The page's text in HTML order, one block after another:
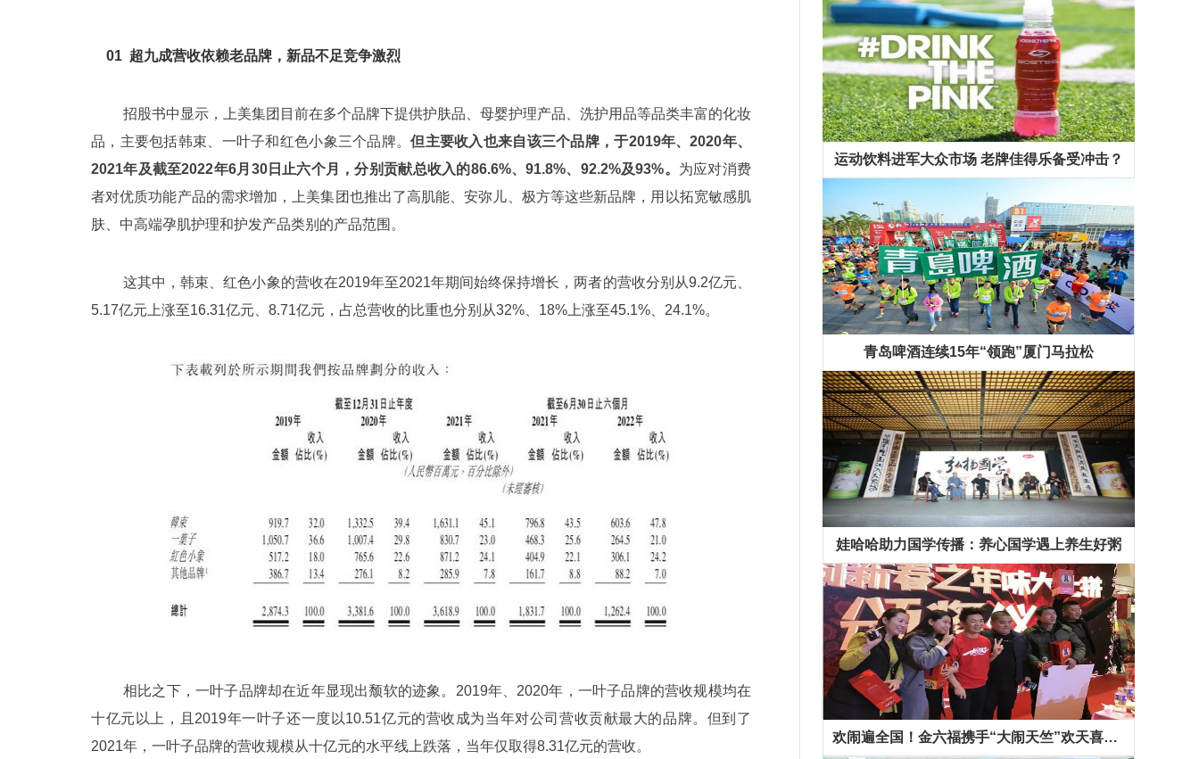
01 超九成营收依赖老品牌，新品不足竞争激烈
招股书中显示，上美集团目前在多个品牌下提供护肤品、母婴护理产品、洗护用品等品类丰富的化妆
品，主要包括韩束、一叶子和红色小象三个品牌。但主要收入也来自该三个品牌，于2019年、2020年、
2021年及截至2022年6月30日止六个月，分别贡献总收入的86.6%、91.8%、92.2%及93%。 为应对消费
者对优质功能产品的需求增加，上美集团也推出了高肌能、安弥儿、极方等这些新品牌，用以拓宽敏感肌
肤、中高端孕肌护理和护发产品类别的产品范围。
这其中，韩束、红色小象的营收在2019年至2021年期间始终保持增长，两者的营收分别从9.2亿元、
5.17亿元上涨至16.31亿元、8.71亿元，占总营收的比重也分别从32%、18%上涨至45.1%、24.1%。
相比之下，一叶子品牌却在近年显现出颓软的迹象。2019年、2020年，一叶子品牌的营收规模均在
十亿元以上，且2019年一叶子还一度以10.51亿元的营收成为当年对公司营收贡献最大的品牌。但到了
2021年，一叶子品牌的营收规模从十亿元的水平线上跌落，当年仅取得8.31亿元的营收。
运动饮料进军大众市场 老牌佳得乐备受冲击？
青岛啤酒连续15年“领跑”厦门马拉松
娃哈哈助力国学传播：养心国学遇上养生好粥
欢闹遍全国！金六福携手“大闹天竺”欢天喜地拜早年！